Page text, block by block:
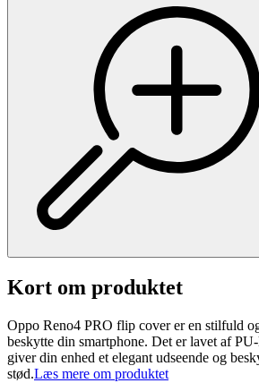
Kort om produktet
Oppo Reno4 PRO flip cover er en stilfuld
beskytte din smartphone. Det er lavet af
giver din enhed et elegant udseende og
stød.Læs mere om produktet